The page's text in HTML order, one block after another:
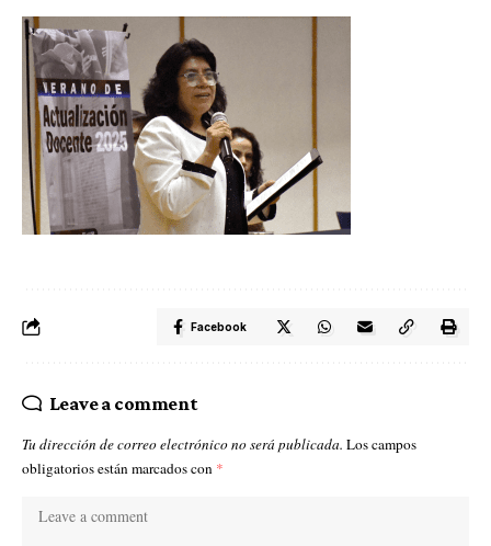
Facebook
Leave a comment
Tu dirección de correo electrónico no será publicada. Los campos
obligatorios están marcados con *